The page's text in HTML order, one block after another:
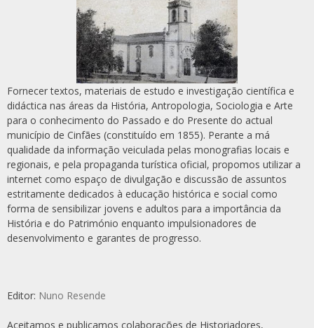
Fornecer textos, materiais de estudo e investigação científica e
didáctica nas áreas da História, Antropologia, Sociologia e Arte
para o conhecimento do Passado e do Presente do actual
município de Cinfães (constituído em 1855). Perante a má
qualidade da informação veiculada pelas monografias locais e
regionais, e pela propaganda turística oficial, propomos utilizar a
internet como espaço de divulgação e discussão de assuntos
estritamente dedicados à educação histórica e social como
forma de sensibilizar jovens e adultos para a importância da
História e do Património enquanto impulsionadores de
desenvolvimento e garantes de progresso.
Editor: Nuno Resende
Aceitamos e publicamos colaborações de Historiadores,